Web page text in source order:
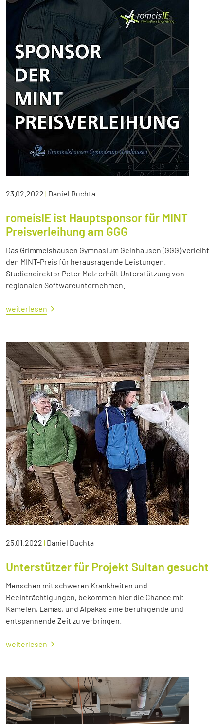
23.02.2022 | Daniel Buchta
romeisIE ist Hauptsponsor für MINT
Preisverleihung am GGG
Das Grimmelshausen Gymnasium Gelnhausen (GGG) verleiht
den MINT-Preis für herausragende Leistungen.
Studiendirektor Peter Malz erhält Unterstützung von
regionalen Softwareunternehmen.
weiterlesen
25.01.2022 | Daniel Buchta
Unterstützer für Projekt Sultan gesucht
Menschen mit schweren Krankheiten und
Beeinträchtigungen, bekommen hier die Chance mit
Kamelen, Lamas, und Alpakas eine beruhigende und
entspannende Zeit zu verbringen.
weiterlesen